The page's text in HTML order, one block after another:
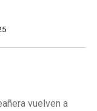
vuelven a